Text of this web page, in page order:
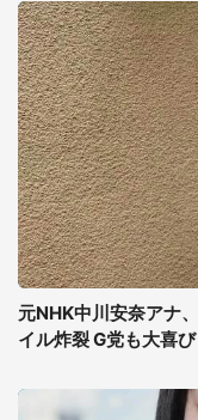
元NHK中川安奈アナ
イル炸裂 G党も大喜